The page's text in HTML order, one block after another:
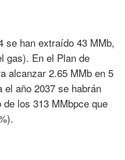
se han extraído 43 MMb,
gas). En el Plan de
alcanzar 2.65 MMb en 5
año 2037 se habrán
los 313 MMbpce que